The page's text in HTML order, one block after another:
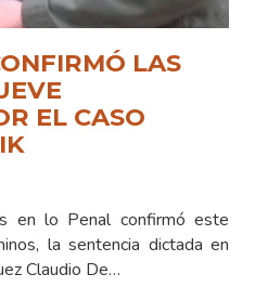
LAS
EL CASO
en lo Penal confirmó este
la sentencia dictada en
Claudio De…